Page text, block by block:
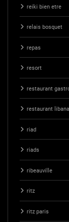
reiki bien etre
relais bosquet
repas
resort
restaurant
restaurant
riad
riads
ribeauville
ritz
ritz paris